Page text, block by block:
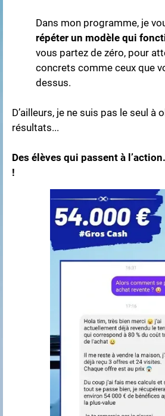
Dans mon programme, je
répéter un modèle qui
vous partez de zéro, pour
concrets comme ceux que
dessus.
D’ailleurs, je ne suis pas le seul à
résultats...
Des élèves qui passent à
!